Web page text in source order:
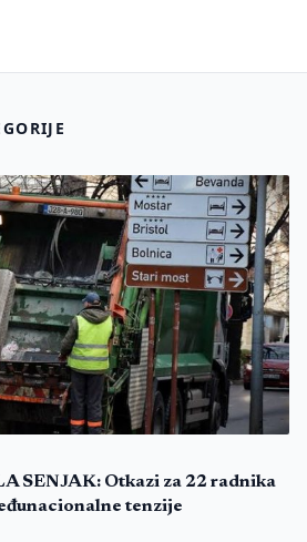
SENJAK: Otkazi za 22 radnika
tenzije